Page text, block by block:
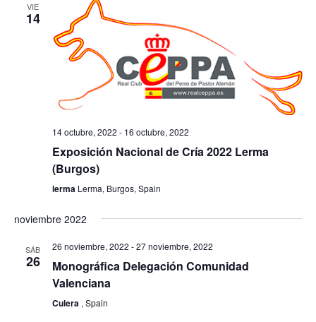
VIE
14
14 octubre, 2022 - 16 octubre, 2022
Exposición Nacional de Cría 2022 Lerma
(Burgos)
lerma Lerma, Burgos, Spain
noviembre 2022
SÁB
26
26 noviembre, 2022 -27 noviembre, 2022
Monográfica Delegación Comunidad
Valenciana
Culera , Spain